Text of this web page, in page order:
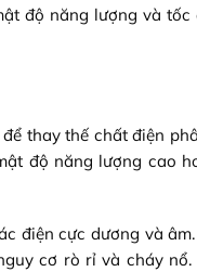
độ năng lượng và tốc
thay thế chất điện
độ năng lượng cao
điện cực dương và âm.
cơ rò rỉ và cháy nổ.